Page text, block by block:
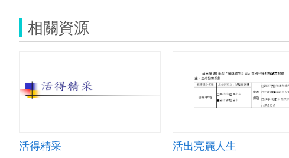
相關資源
活得精采 活出亮麗人生